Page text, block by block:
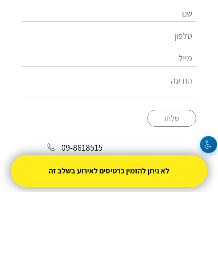
שלחו
09-8618515
info@biltiformali.org.il
לא ניתן להזמין כרטיסים לאירוע בשלב זה